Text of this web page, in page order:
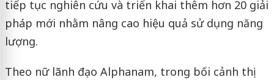
tiếp tục nghiên cứu và triển khai thêm hơn 20 giải
pháp mới nhằm nâng cao hiệu quả sử dụng năng
lượng.
Theo nữ lãnh đạo Alphanam, trong bối cảnh thị